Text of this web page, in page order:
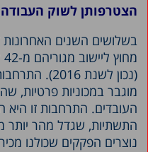
הצטרפותן לשוק
בשלושים השנים
(נכון לשנת
מוגבר במכוניות פרטיות,
העובדים. התרחבות זו היא
התשתיות, שגדל מהר יותר
נוצרים הפקקים שכולנו